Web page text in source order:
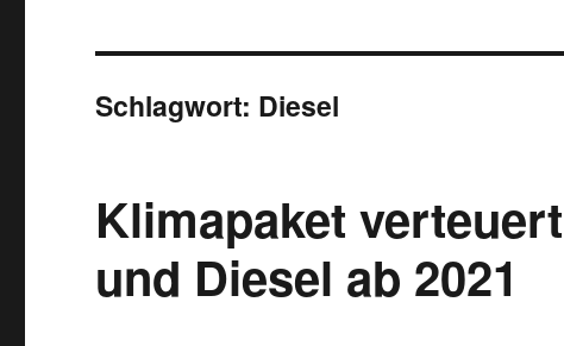
Schlagwort: Diesel
Klimapaket
und Diesel ab 2021